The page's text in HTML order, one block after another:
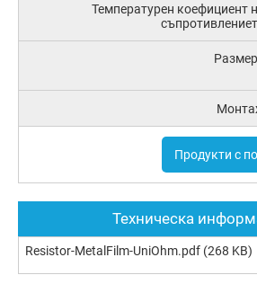
Температурен коефициент
Продукти с
Техническа
Resistor-MetalFilm-UniOhm.pdf (268 KB)